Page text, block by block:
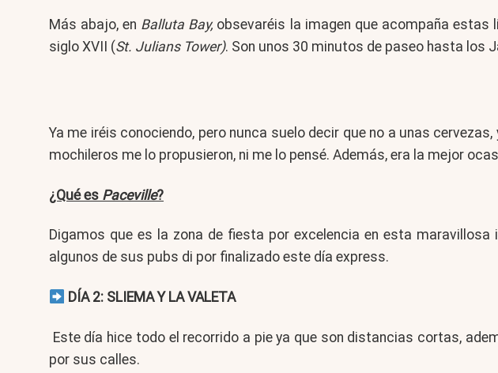
Más abajo, en Balluta Bay, obsevaréis la imagen que acompaña estas
siglo XVII (St. Julians Tower). Son unos 30 minutos de paseo hasta los
Ya me iréis conociendo, pero nunca suelo decir que no a unas
mochileros me lo propusieron, ni me lo pensé. Además, era la mejor
¿Qué es Paceville?
Digamos que es la zona de fiesta por excelencia en esta maravillosa
algunos de sus pubs di por finalizado este día express.
DÍA 2: SLIEMA Y LA VALETA
Este día hice todo el recorrido a pie ya que son distancias cortas,
por sus calles.